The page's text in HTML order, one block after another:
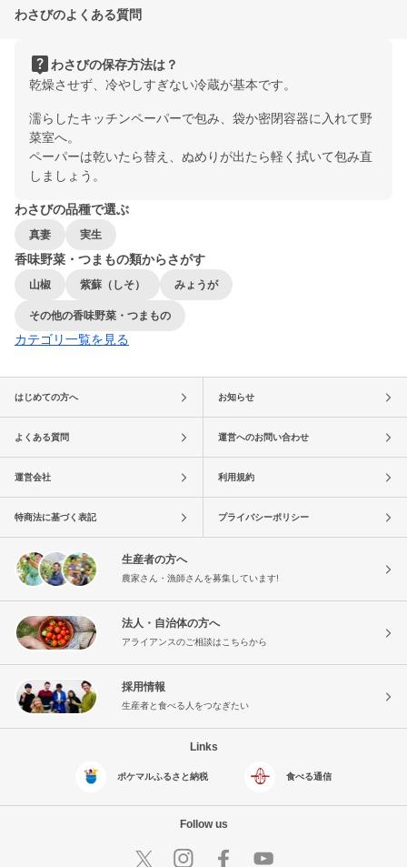
わさびのよくある質問
live_help わさびの保存方法は？
乾燥させず、冷やしすぎない冷蔵が基本です。
濡らしたキッチンペーパーで包み、袋か密閉容器に入れて野
菜室へ。
ペーパーは乾いたら替え、ぬめりが出たら軽く拭いて包み直
しましょう。
わさびの品種で選ぶ
真妻 実生
香味野菜・つまもの類からさがす
山椒 紫蘇（しそ） みょうが
その他の香味野菜・つまもの
カテゴリ一覧を見る
はじめての方へ お知らせ
よくある質問 運営へのお問い合わせ
運営会社 利用規約
特商法に基づく表記 プライバシーポリシー
生産者の方へ
農家さん・漁師さんを募集しています!
法人・自治体の方へ
アライアンスのご相談はこちらから
採用情報
生産者と食べる人をつなぎたい
Links
ポケマルふるさと納税 食べる通信
Follow us